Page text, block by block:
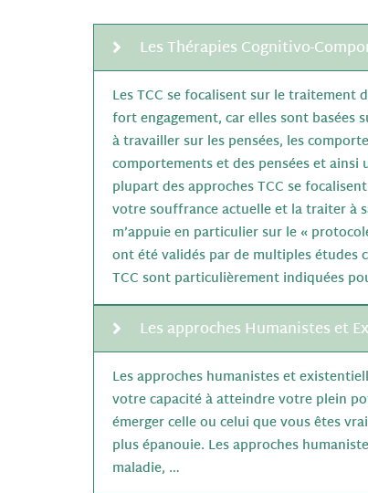
Les Thérapies Cognitivo-
Les TCC se focalisent sur le traitement
fort engagement, car elles sont basées
à travailler sur les pensées, les
comportements et des pensées et
plupart des approches TCC se
votre souffrance actuelle et la traiter à
m’appuie en particulier sur le «
ont été validés par de multiples études
TCC sont particulièrement indiquées
Les approches Humanistes et
Les approches humanistes et
votre capacité à atteindre votre plein
émerger celle ou celui que vous êtes
plus épanouie. Les approches
maladie, …